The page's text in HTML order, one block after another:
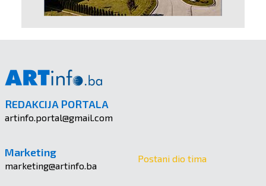
REDAKCIJA PORTALA
artinfo.portal@gmail.com
Marketing
marketing@artinfo.ba
Postani dio tima